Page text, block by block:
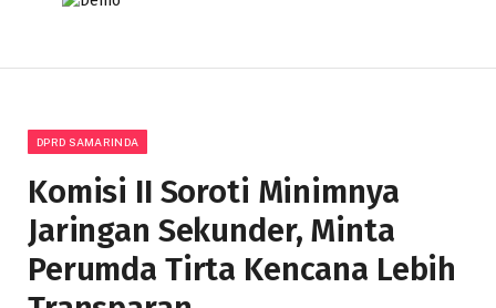
DPRD SAMARINDA
Komisi II Soroti Minimnya
Jaringan Sekunder, Minta
Perumda Tirta Kencana Lebih